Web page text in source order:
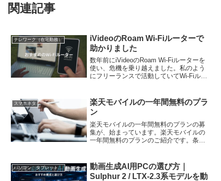
関連記事
テレワーク（在宅勤務）
iVideoのRoam Wi-Fiルーターで
助かりました
数年前にiVideoのRoam Wi-Fiルーターを
使い、危機を乗り越えました。私のよう
にフリーランスで活動していてWi-Fiルー
と願いを込めて書いています。プリペイ
ド...
スマホネタ
楽天モバイルの一年間無料のプラ
ン
楽天モバイルの一年間無料のプランの募
集が、始まっています。楽天モバイルの
一年間無料のプランのご紹介です。条件
た機種は、eSIMの機種です。楽天モバイ
ルのCMでクラウドと...
パソコン、タブレット、ネット機器関連
動画生成AI用PCの選び方｜
Sulphur 2 / LTX-2.3系モデルを動